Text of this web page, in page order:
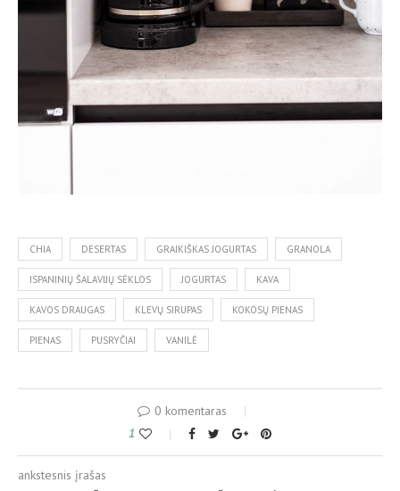
CHIA DESERTAS GRAIKIŠKAS JOGURTAS GRANOLA
ISPANINIŲ ŠALAVIJŲ SĖKLOS JOGURTAS KAVA
KAVOS DRAUGAS KLEVŲ SIRUPAS KOKOSŲ PIENAS
PIENAS PUSRYČIAI VANILĖ
0 komentaras
1
ankstesnis įrašas